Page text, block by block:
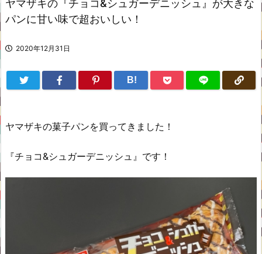
ヤマザキの『チョコ&シュガーデニッシュ』が大きな
パンに甘い味で超おいしい！
2020年12月31日
B!
ヤマザキの菓子パンを買ってきました！
『チョコ&シュガーデニッシュ』です！